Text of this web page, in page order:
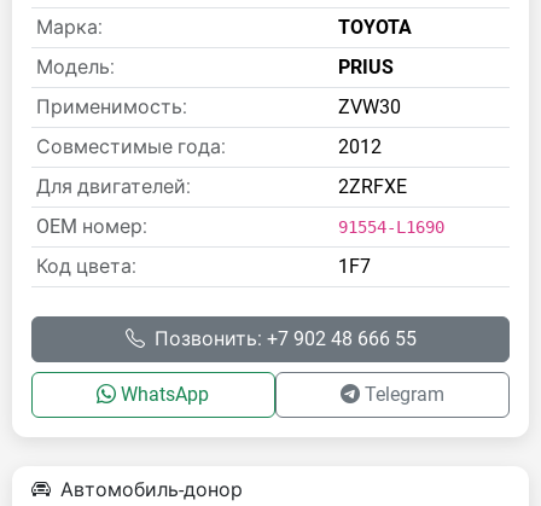
Марка:
TOYOTA
Модель:
PRIUS
Применимость:
ZVW30
Совместимые года:
2012
Для двигателей:
2ZRFXE
OEM номер:
91554-L1690
Код цвета: 1F7
Позвонить: +7 902 48 666 55
WhatsApp Telegram
Автомобиль-донор